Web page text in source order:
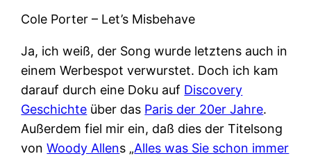
Cole Porter – Let’s Misbehave
Ja, ich weiß, der Song wurde letztens auch in
einem Werbespot verwurstet. Doch ich kam
darauf durch eine Doku auf Discovery
Geschichte über das Paris der 20er Jahre.
Außerdem fiel mir ein, daß dies der Titelsong
vonWoody Allens „Alles was Sie schon immer